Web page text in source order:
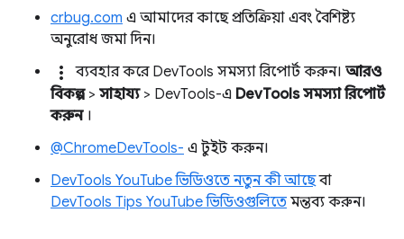
crbug.com এ আমাদের কাছে প্রতিক্রিয়া এবং বৈশিষ্ট্য
অনুরোধ জমা দিন।
more_vert ব্যবহার করে DevTools সমস্যা রিপোর্ট করুন। আরও
বিকল্প> সাহায্য> DevTools-এ DevTools সমস্যা রিপোর্ট
করুন।
@ChromeDevTools- এ টুইট করুন।
DevTools YouTube ভিডিওতে নতুন কী আছেবা
DevTools Tips YouTube ভিডিওগুলিতে মন্তব্য করুন।